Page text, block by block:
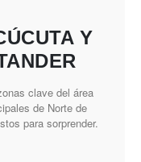
Y
clave del área
de Norte de
para sorprender.